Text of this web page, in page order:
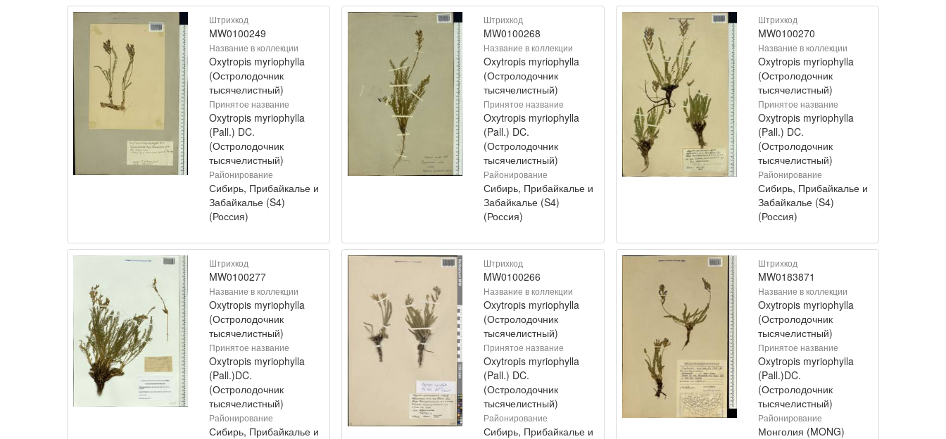
Штрихкод
MW0100249
Название в коллекции
Oxytropis myriophylla
(Остролодочник
тысячелистный)
Принятое название
Oxytropis myriophylla
(Pall.) DC.
(Остролодочник
тысячелистный)
Районирование
Сибирь, Прибайкалье и
Забайкалье (S4)
(Россия)
Штрихкод
MW0100268
Название в коллекции
Oxytropis myriophylla
(Остролодочник
тысячелистный)
Принятое название
Oxytropis myriophylla
(Pall.) DC.
(Остролодочник
тысячелистный)
Районирование
Сибирь, Прибайкалье и
Забайкалье (S4)
(Россия)
Штрихкод
MW0100270
Название в коллекции
Oxytropis myriophylla
(Остролодочник
тысячелистный)
Принятое название
Oxytropis myriophylla
(Pall.) DC.
(Остролодочник
тысячелистный)
Районирование
Сибирь, Прибайкалье и
Забайкалье (S4)
(Россия)
Штрихкод
MW0100277
Название в коллекции
Oxytropis myriophylla
(Остролодочник
тысячелистный)
Принятое название
Oxytropis myriophylla
(Pall.)DC.
(Остролодочник
тысячелистный)
Районирование
Сибирь, Прибайкалье и
Штрихкод
MW0100266
Название в коллекции
Oxytropis myriophylla
(Остролодочник
тысячелистный)
Принятое название
Oxytropis myriophylla
(Pall.) DC.
(Остролодочник
тысячелистный)
Районирование
Сибирь, Прибайкалье и
Штрихкод
MW0183871
Название в коллекции
Oxytropis myriophylla
(Остролодочник
тысячелистный)
Принятое название
Oxytropis myriophylla
(Pall.)DC.
(Остролодочник
тысячелистный)
Районирование
Монголия (MONG)